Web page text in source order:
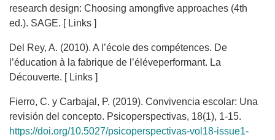
research design: Choosing amongfive approaches (4th
ed.). SAGE. [ Links ]
Del Rey, A. (2010). A l’école des compétences. De
l’éducation à la fabrique de l’éléveperformant. La
Découverte. [ Links ]
Fierro, C. y Carbajal, P. (2019). Convivencia escolar: Una
revisión del concepto. Psicoperspectivas, 18(1), 1-15.
https://doi.org/10.5027/psicoperspectivas-vol18-issue1-